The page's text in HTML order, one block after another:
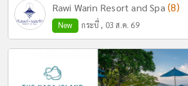
Rawi Warin Resort and Spa (8)
New กระบี่ , 03 ส.ค. 69